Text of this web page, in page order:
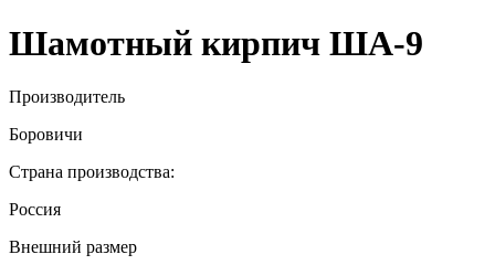
Шамотный кирпич ША-9
Производитель
Боровичи
Страна производства:
Россия
Внешний размер